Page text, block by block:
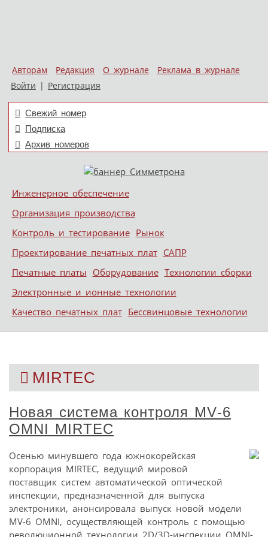
Авторам Редакция О журнале
Реклама в журнале
Войти | Регистрация
Свежий номер
Подписка
Архив номеров
Меню
Skip to content
Инженерное обеспечение
Организация производства
Контроль и тестирование Рынок
Проектирование печатных плат САПР
Печатные платы Оборудование Технологии сборки
Электронные и ионные технологии
Качество печатных плат Бессвинцовые технологии
MIRTEC
Новая система контроля MV‑6
OMNI MIRTEC
Осенью минувшего года южнокорейская
корпорация MIRTEC, ведущий мировой
поставщик систем автоматической оптической
инспекции, предназначенной для выпуска
электроники, анонсировала выпуск новой модели
MV-6 OMNI, осуществляющей контроль с помощью
революционной технологии 2D/3D-инспекции OMNI-